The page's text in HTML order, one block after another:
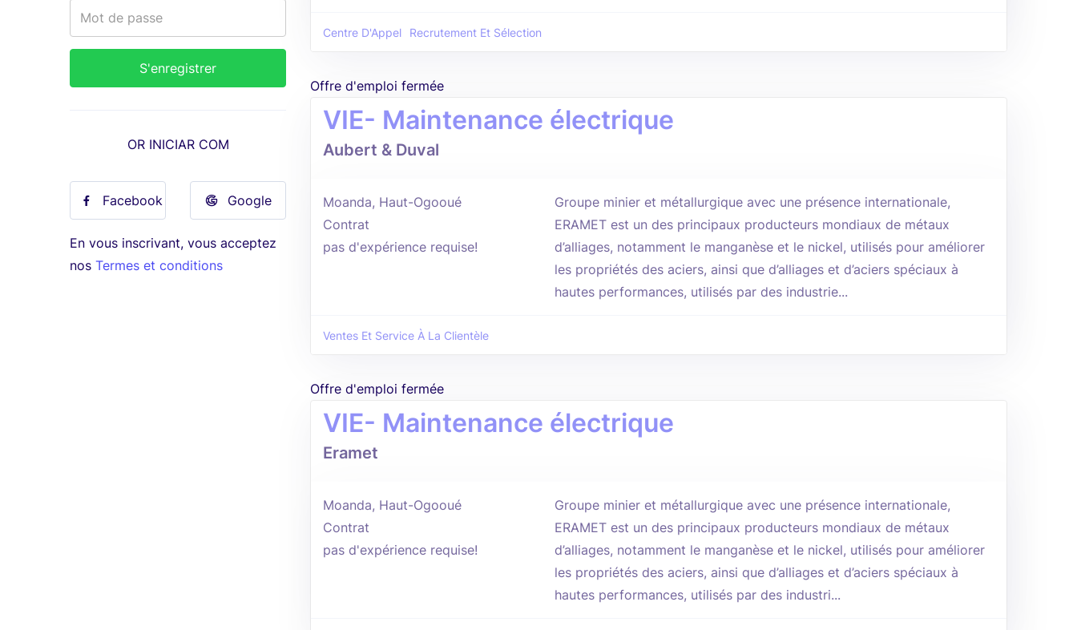
OR INICIAR COM
Facebook Google
En vous inscrivant, vous acceptez
nos Termes et conditions
Centre D'Appel Recrutement Et Sélection
Offre d'emploi fermée
VIE- Maintenance électrique
Aubert & Duval
Moanda, Haut-Ogooué
Contrat
pas d'expérience requise!
Groupe minier et métallurgique avec une présence internationale,
ERAMET est un des principaux producteurs mondiaux de métaux
d’alliages, notamment le manganèse et le nickel, utilisés pour améliorer
les propriétés des aciers, ainsi que d’alliages et d’aciers spéciaux à
hautes performances, utilisés par des industrie...
Ventes Et Service À La Clientèle
Offre d'emploi fermée
VIE- Maintenance électrique
Eramet
Moanda, Haut-Ogooué
Contrat
pas d'expérience requise!
Groupe minier et métallurgique avec une présence internationale,
ERAMET est un des principaux producteurs mondiaux de métaux
d’alliages, notamment le manganèse et le nickel, utilisés pour améliorer
les propriétés des aciers, ainsi que d’alliages et d’aciers spéciaux à
hautes performances, utilisés par des industri...